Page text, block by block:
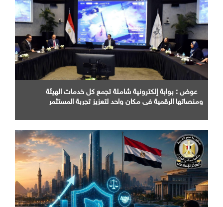
عوض : بوابة إلكترونية شاملة تجمع كل خدمات الهيئة
ومنصاتها الرقمية في مكان واحد لتعزيز تجربة المستثمر